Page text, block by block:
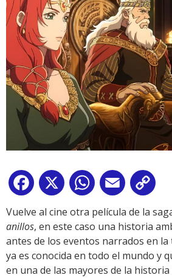
Facebook
X WhatsApp
Email
Vuelve al cine otra película de la
anillos, en este caso una historia
antes de los eventos narrados en
ya es conocida en todo el mundo y
en una de las mayores de la historia